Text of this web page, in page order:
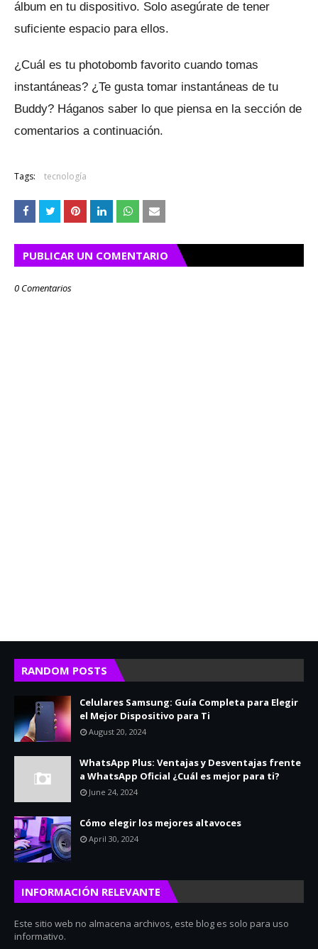
álbum en tu dispositivo. Solo asegúrate de tener
suficiente espacio para ellos.
¿Cuál es tu photobomb favorito cuando tomas
instantáneas? ¿Te gusta tomar instantáneas de tu
Buddy? Háganos saber lo que piensa en la sección de
comentarios a continuación.
Tags: tecnología
PUBLICAR UN COMENTARIO
0 Comentarios
RANDOM POSTS
Celulares Samsung: Guía Completa para Elegir
el Mejor Dispositivo para Ti
August 20, 2024
WhatsApp Plus: Ventajas y Desventajas frente
a WhatsApp Oficial ¿Cuál es mejor para ti?
June 24, 2024
Cómo elegir los mejores altavoces
April 30, 2024
INFORMACIÓN RELEVANTE
Este sitio web no almacena archivos, este blog es solo para uso
informativo.